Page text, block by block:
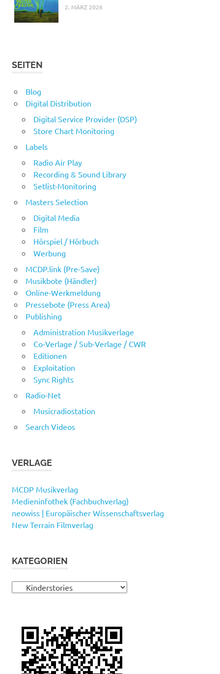
2. MÄRZ 2026
SEITEN
Blog
Digital Distribution
Digital Service Provider (DSP)
Store Chart Monitoring
Labels
Radio Air Play
Recording & Sound Library
Setlist-Monitoring
Masters Selection
Digital Media
Film
Hörspiel / Hörbuch
Werbung
MCDP.link (Pre-Save)
Musikbote (Händler)
Online-Werkmeldung
Pressebote (Press Area)
Publishing
Administration Musikverlage
Co-Verlage / Sub-Verlage / CWR
Editionen
Exploitation
Sync Rights
Radio-Net
Musicradiostation
Search Videos
VERLAGE
MCDP Musikverlag
Medieninfothek (Fachbuchverlag)
neowiss | Europäischer Wissenschaftsverlag
New Terrain Filmverlag
KATEGORIEN
Kategorien